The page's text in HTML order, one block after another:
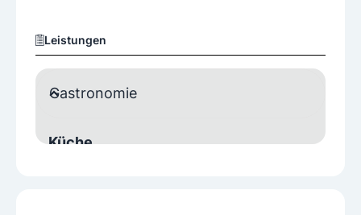
Leistungen
Gastronomie
Küche